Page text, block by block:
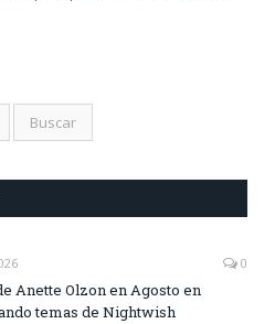
0
Anette Olzon en Agosto en
temas de Nightwish